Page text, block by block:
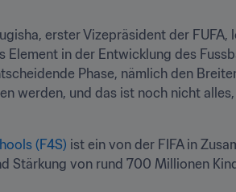
erster Vizepräsident der
Element in der Entwicklung des
Phase, nämlich den
werden, und das ist noch nicht
(F4S) ist ein von der FIFA in
Stärkung von rund 700 Millionen